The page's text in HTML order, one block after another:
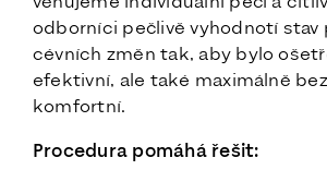
odborníci pečlivě vyhodnotí stav
cévních změn tak, aby bylo
efektivní, ale také maximálně
komfortní.
Procedura pomáhá řešit: